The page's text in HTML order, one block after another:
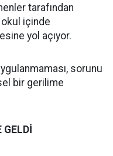
tarafından
içinde
yol açıyor.
sorunu
bir gerilime
GELDİ